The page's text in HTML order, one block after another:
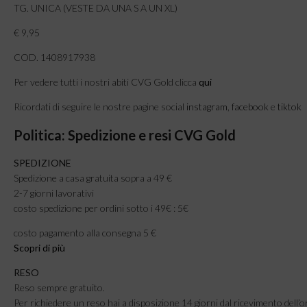
TG. UNICA (VESTE DA UNA S A UN XL)
€ 9,95
COD. 1408917938
Per vedere tutti i nostri abiti CVG Gold clicca qui
Ricordati di seguire le nostre pagine social instagram, facebook e tiktok
Politica: Spedizione e resi CVG Gold
SPEDIZIONE
Spedizione a casa gratuita sopra a 49 €
2-7 giorni lavorativi
costo spedizione per ordini sotto i 49€ : 5€
costo pagamento alla consegna 5 €
Scopri di più
RESO
Reso sempre gratuito.
Per richiedere un reso hai a disposizione 14 giorni dal ricevimento